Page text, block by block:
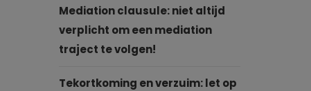
Mediation clausule: niet altijd
verplicht om een mediation
traject te volgen!
Tekortkoming en verzuim: let op